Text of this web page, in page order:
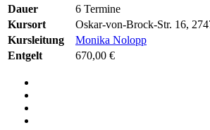
Dauer
6 Termine
Kursort
Oskar-von-Brock-Str. 16,
Kursleitung
Monika Nolopp
Entgelt
670,00 €